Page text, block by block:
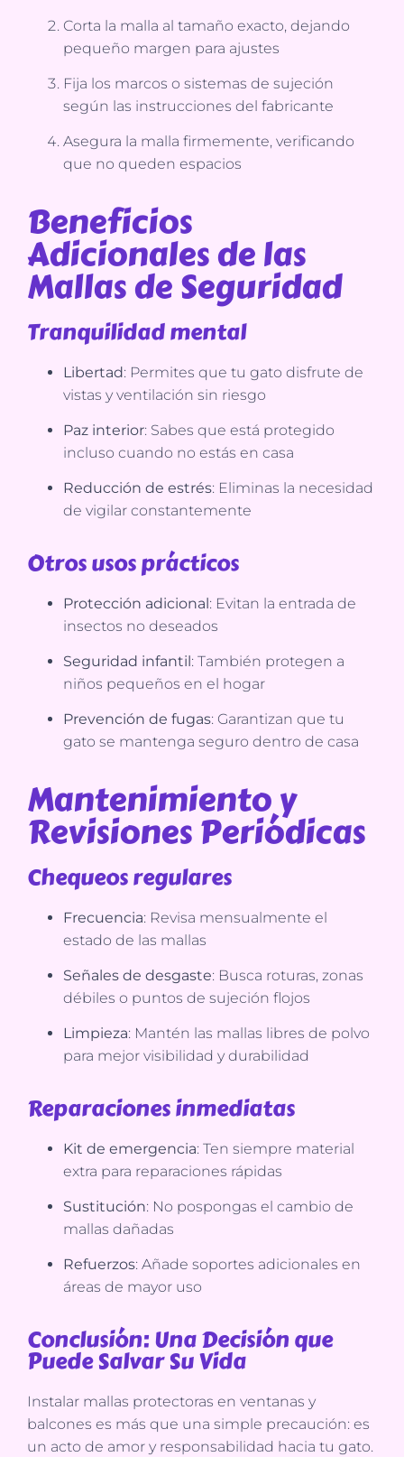
Corta la malla al tamaño exacto, dejando
pequeño margen para ajustes
Fija los marcos o sistemas de sujeción
según las instrucciones del fabricante
Asegura la malla firmemente, verificando
que no queden espacios
Beneficios
Adicionales de las
Mallas de Seguridad
Tranquilidad mental
Libertad: Permites que tu gato disfrute de
vistas y ventilación sin riesgo
Paz interior: Sabes que está protegido
incluso cuando no estás en casa
Reducción de estrés: Eliminas la necesidad
de vigilar constantemente
Otros usos prácticos
Protección adicional : Evitan la entrada de
insectos no deseados
Seguridad infantil : También protegen a
niños pequeños en el hogar
Prevención de fugas: Garantizan que tu
gato se mantenga seguro dentro de casa
Mantenimiento y
Revisiones Periódicas
Chequeos regulares
Frecuencia: Revisa mensualmente el
estado de las mallas
Señales de desgaste: Busca roturas, zonas
débiles o puntos de sujeción flojos
Limpieza: Mantén las mallas libres de polvo
para mejor visibilidad y durabilidad
Reparaciones inmediatas
Kit de emergencia: Ten siempre material
extra para reparaciones rápidas
Sustitución: No pospongas el cambio de
mallas dañadas
Refuerzos: Añade soportes adicionales en
áreas de mayor uso
Conclusión: Una Decisión que
Puede Salvar Su Vida
Instalar mallas protectoras en ventanas y
balcones es más que una simple precaución: es
un acto de amor y responsabilidad hacia tu gato.